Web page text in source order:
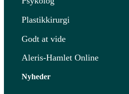
Plastikkirurgi
Godt at vide
Aleris-Hamlet Online
Nyheder